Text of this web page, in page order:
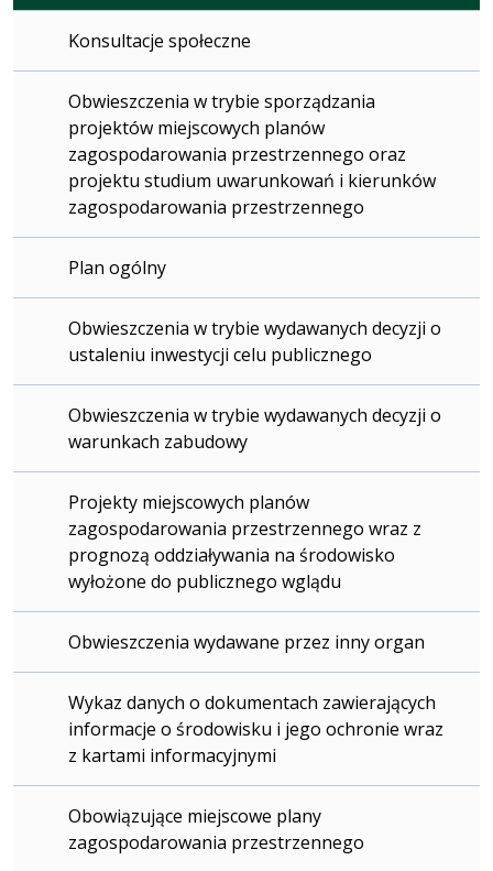
Konsultacje społeczne
Obwieszczenia w trybie sporządzania
projektów miejscowych planów
zagospodarowania przestrzennego oraz
projektu studium uwarunkowań i kierunków
zagospodarowania przestrzennego
Plan ogólny
Obwieszczenia w trybie wydawanych decyzji o
ustaleniu inwestycji celu publicznego
Obwieszczenia w trybie wydawanych decyzji o
warunkach zabudowy
Projekty miejscowych planów
zagospodarowania przestrzennego wraz z
prognozą oddziaływania na środowisko
wyłożone do publicznego wglądu
Obwieszczenia wydawane przez inny organ
Wykaz danych o dokumentach zawierających
informacje o środowisku i jego ochronie wraz
z kartami informacyjnymi
Obowiązujące miejscowe plany
zagospodarowania przestrzennego